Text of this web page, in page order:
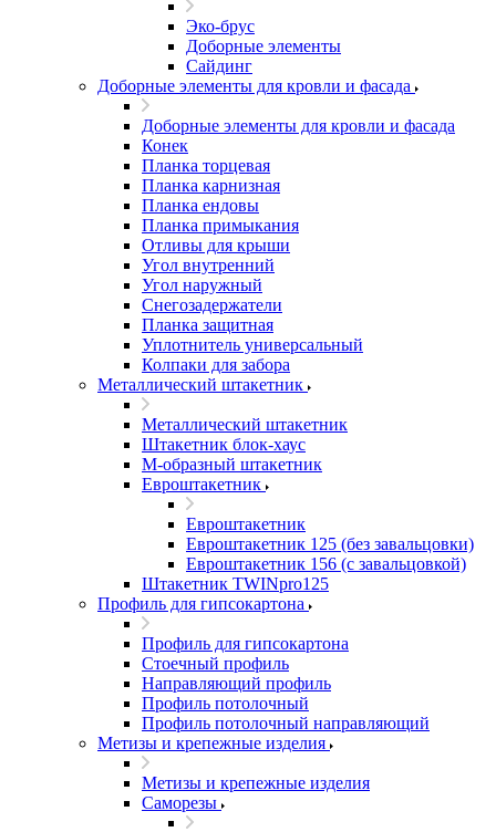
Эко-брус
Доборные элементы
Сайдинг
Доборные элементы для кровли и фасада
Доборные элементы для кровли и фасада
Конек
Планка торцевая
Планка карнизная
Планка ендовы
Планка примыкания
Отливы для крыши
Угол внутренний
Угол наружный
Снегозадержатели
Планка защитная
Уплотнитель универсальный
Колпаки для забора
Металлический штакетник
Металлический штакетник
Штакетник блок-хаус
М-образный штакетник
Евроштакетник
Евроштакетник
Евроштакетник 125 (без завальцовки)
Евроштакетник 156 (с завальцовкой)
Штакетник TWINpro125
Профиль для гипсокартона
Профиль для гипсокартона
Стоечный профиль
Направляющий профиль
Профиль потолочный
Профиль потолочный направляющий
Метизы и крепежные изделия
Метизы и крепежные изделия
Саморезы